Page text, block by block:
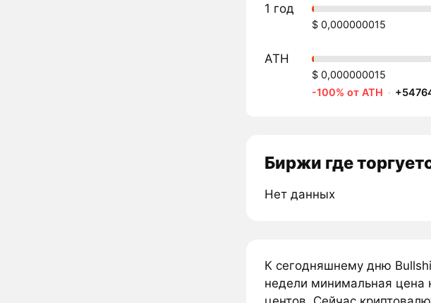
1 год
$ 0,000000015
ATH
$ 0,000000015
-100% от ATH ·
Биржи где
Нет данных
К сегодняшнему дню
недели минимальная цена